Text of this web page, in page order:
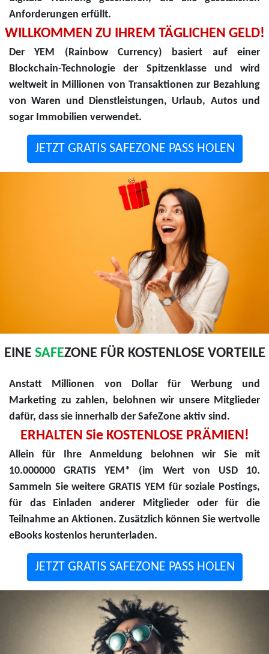
Anforderungen erfüllt.
WILLKOMMEN ZU IHREM TÄGLICHEN GELD!
Der YEM (Rainbow Currency) basiert auf einer
Blockchain-Technologie der Spitzenklasse und wird
weltweit in Millionen von Transaktionen zur Bezahlung
von Waren und Dienstleistungen, Urlaub, Autos und
sogar Immobilien verwendet.
JETZT GRATIS SAFEZONE PASS HOLEN
EINE SAFEZONE FÜR KOSTENLOSE VORTEILE
Anstatt Millionen von Dollar für Werbung und
Marketing zu zahlen, belohnen wir unsere Mitglieder
dafür, dass sie innerhalb der SafeZone aktiv sind.
ERHALTEN Sie KOSTENLOSE PRÄMIEN!
Allein für Ihre Anmeldung belohnen wir Sie mit
10.000000 GRATIS YEM* (im Wert von USD 10.
Sammeln Sie weitere GRATIS YEM für soziale Postings,
für das Einladen anderer Mitglieder oder für die
Teilnahme an Aktionen. Zusätzlich können Sie wertvolle
eBooks kostenlos herunterladen.
JETZT GRATIS SAFEZONE PASS HOLEN